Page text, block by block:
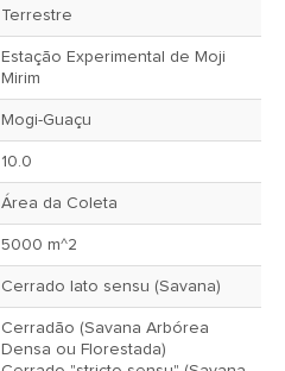
Terrestre
Estação Experimental de Moji
Mirim
Mogi-Guaçu
10.0
Área da Coleta
5000 m^2
Cerrado lato sensu (Savana)
Cerradão (Savana Arbórea
Densa ou Florestada)